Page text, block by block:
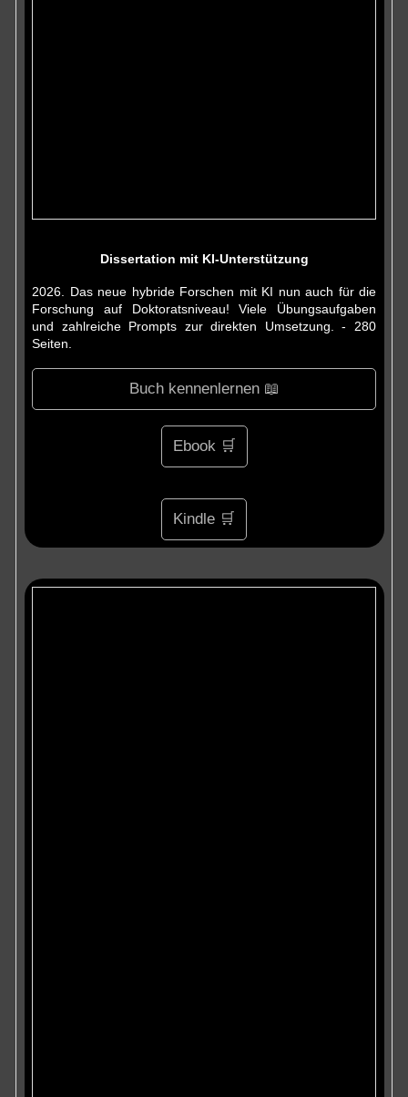
Dissertation mit KI-Unterstützung
2026. Das neue hybride Forschen mit KI nun auch für die
Forschung auf Doktoratsniveau! Viele Übungsaufgaben
und zahlreiche Prompts zur direkten Umsetzung. - 280
Seiten.
Buch kennenlernen 📖
Ebook 🛒
Kindle 🛒